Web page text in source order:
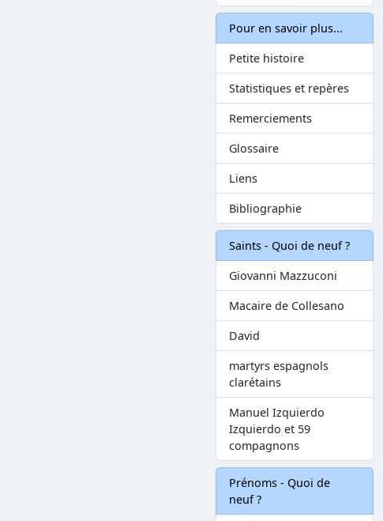
Pour en savoir plus...
Petite histoire
Statistiques et repères
Remerciements
Glossaire
Liens
Bibliographie
Saints - Quoi de neuf ?
Giovanni Mazzuconi
Macaire de Collesano
David
martyrs espagnols
clarétains
Manuel Izquierdo
Izquierdo et 59
compagnons
Prénoms - Quoi de
neuf ?